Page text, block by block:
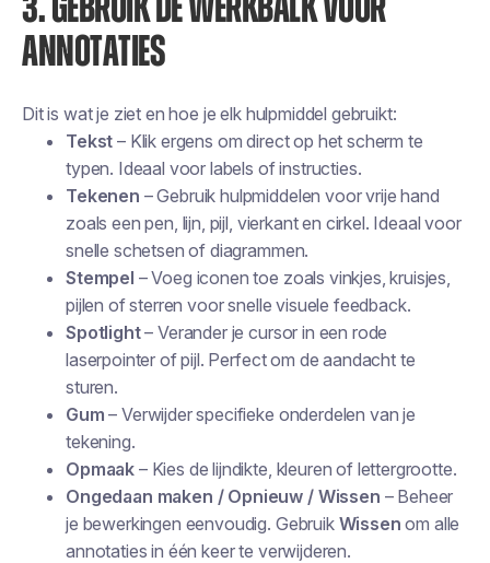
3. GEBRUIK DE WERKBALK VOOR
ANNOTATIES
Dit is wat je ziet en hoe je elk hulpmiddel gebruikt:
Tekst – Klik ergens om direct op het scherm te
typen. Ideaal voor labels of instructies.
Tekenen – Gebruik hulpmiddelen voor vrije hand
zoals een pen, lijn, pijl, vierkant en cirkel. Ideaal voor
snelle schetsen of diagrammen.
Stempel – Voeg iconen toe zoals vinkjes, kruisjes,
pijlen of sterren voor snelle visuele feedback.
Spotlight– Verander je cursor in een rode
laserpointer of pijl. Perfect om de aandacht te
sturen.
Gum – Verwijder specifieke onderdelen van je
tekening.
Opmaak – Kies de lijndikte, kleuren of lettergrootte.
Ongedaan maken / Opnieuw / Wissen – Beheer
je bewerkingen eenvoudig. Gebruik Wissen om alle
annotaties in één keer te verwijderen.